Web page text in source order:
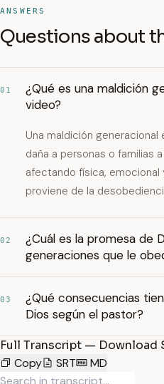
ANSWERS
Questions about
01
¿Qué es una maldición
video?
Una maldición
daña a personas o familias
afectando física,
proviene de la
02
¿Cuál es la promesa de
generaciones que le
03
¿Qué consecuencias
Dios según el pastor?
Full Transcript — Download
Copy
SRT MD